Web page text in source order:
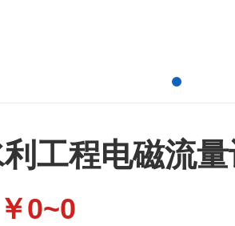
工程电磁流
￥0~0